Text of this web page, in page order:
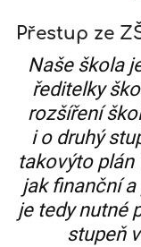
Přestup ze
Naše škola
ředitelky
rozšíření
i o druhý
takovýto plán
jak finanční
je tedy nutné
stupeň